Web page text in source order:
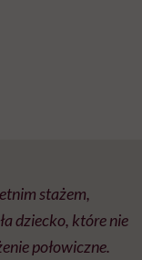
stażem,
dziecko, które nie
połowiczne.